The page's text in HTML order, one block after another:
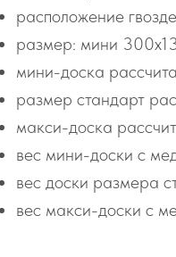
расположение
размер: мини
мини-доска
размер стандарт
макси-доска
вес мини-доски с
вес доски размера
вес макси-доски с